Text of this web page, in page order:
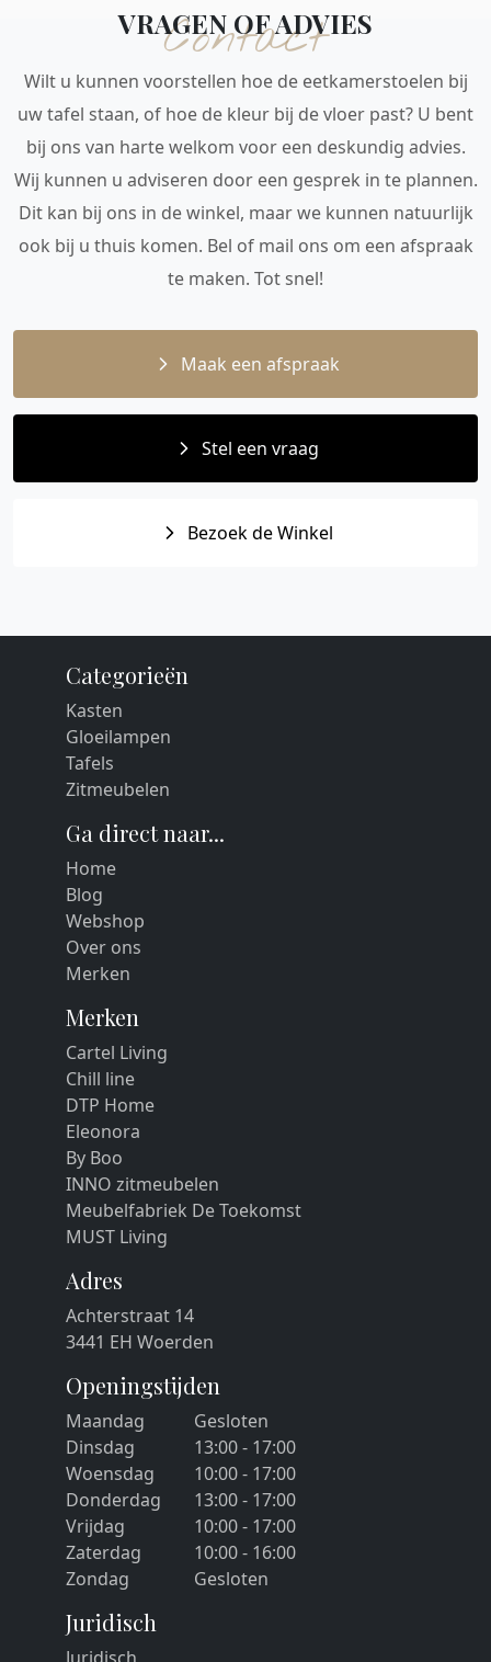
Contact
VRAGEN OF ADVIES
Wilt u kunnen voorstellen hoe de eetkamerstoelen bij
uw tafel staan, of hoe de kleur bij de vloer past? U bent
bij ons van harte welkom voor een deskundig advies.
Wij kunnen u adviseren door een gesprek in te plannen.
Dit kan bij ons in de winkel, maar we kunnen natuurlijk
ook bij u thuis komen. Bel of mail ons om een afspraak
te maken. Tot snel!
Maak een afspraak
Stel een vraag
Bezoek de Winkel
Categorieën
Kasten
Gloeilampen
Tafels
Zitmeubelen
Ga direct naar...
Home
Blog
Webshop
Over ons
Merken
Merken
Cartel Living
Chill line
DTP Home
Eleonora
By Boo
INNO zitmeubelen
Meubelfabriek De Toekomst
MUST Living
Adres
Achterstraat 14
3441 EH Woerden
Openingstijden
Maandag
Gesloten
Dinsdag
13:00 - 17:00
Woensdag
10:00 - 17:00
Donderdag
13:00 - 17:00
Vrijdag
10:00 - 17:00
Zaterdag
10:00 - 16:00
Zondag
Gesloten
Juridisch